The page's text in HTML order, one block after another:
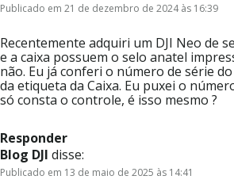
Publicado em 21 de dezembro de 2024 às 16:39
Recentemente adquiri um DJI Neo de
e a caixa possuem o selo anatel
não. Eu já conferi o número de série
da etiqueta da Caixa. Eu puxei o
só consta o controle, é isso mesmo ?
Responder
Blog DJI disse:
Publicado em 13 de maio de 2025 às 14:41